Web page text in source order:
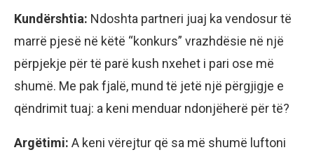
Kundërshtia: Ndoshta partneri juaj ka vendosur të
marrë pjesë në këtë “konkurs” vrazhdësie në një
përpjekje për të parë kush nxehet i pari ose më
shumë. Me pak fjalë, mund të jetë një përgjigje e
qëndrimit tuaj: a keni menduar ndonjëherë për të?
Argëtimi: A keni vërejtur që sa më shumë luftoni